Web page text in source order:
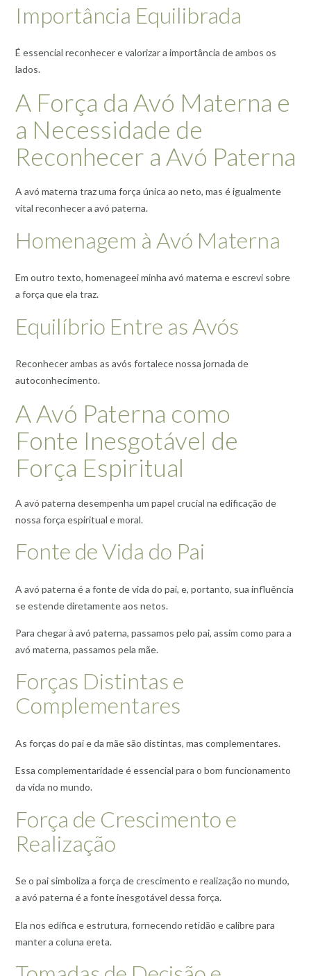
Importância Equilibrada
É essencial reconhecer e valorizar a importância de ambos os
lados.
A Força da Avó Materna e
a Necessidade de
Reconhecer a Avó Paterna
A avó materna traz uma força única ao neto, mas é igualmente
vital reconhecer a avó paterna.
Homenagem à Avó Materna
Em outro texto, homenageei minha avó materna e escrevi sobre
a força que ela traz.
Equilíbrio Entre as Avós
Reconhecer ambas as avós fortalece nossa jornada de
autoconhecimento.
A Avó Paterna como
Fonte Inesgotável de
Força Espiritual
A avó paterna desempenha um papel crucial na edificação de
nossa força espiritual e moral.
Fonte de Vida do Pai
A avó paterna é a fonte de vida do pai, e, portanto, sua influência
se estende diretamente aos netos.
Para chegar à avó paterna, passamos pelo pai, assim como para a
avó materna, passamos pela mãe.
Forças Distintas e
Complementares
As forças do pai e da mãe são distintas, mas complementares.
Essa complementaridade é essencial para o bom funcionamento
da vida no mundo.
Força de Crescimento e
Realização
Se o pai simboliza a força de crescimento e realização no mundo,
a avó paterna é a fonte inesgotável dessa força.
Ela nos edifica e estrutura, fornecendo retidão e calibre para
manter a coluna ereta.